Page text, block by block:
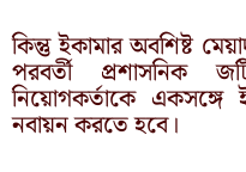
কিন্তু ইকামার অবশিষ্ট
পরবর্তী প্রশাসনিক
নিয়োগকর্তাকে একসঙ্গে
নবায়ন করতে হবে।